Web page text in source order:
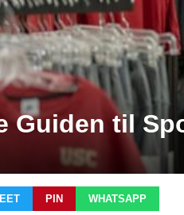
Guiden til
PIN WHATSAPP